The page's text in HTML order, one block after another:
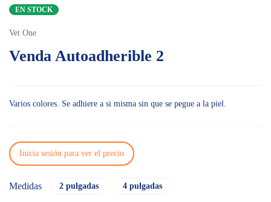
EN STOCK
Vet One
Venda Autoadherible 2
Varios colores. Se adhiere a si misma sin que se pegue a la piel.
Inicia sesión para ver el precio
Medidas 2 pulgadas 4 pulgadas